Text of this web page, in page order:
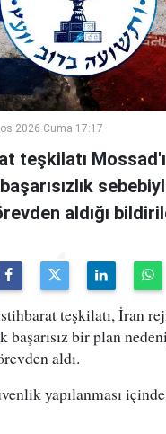
2026 Cuma 17:17
teşkilatı
aldığı
teşkilatı, İran
başarısız bir plan
aldı.
yapılanması